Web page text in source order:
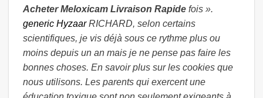
Acheter Meloxicam Livraison Rapide fois ».
generic HyzaarRICHARD, selon certains
scientifiques, je vis déjà sous ce rythme plus ou
moins depuis un an mais je ne pense pas faire les
bonnes choses. En savoir plus sur les cookies que
nous utilisons. Les parents qui exercent une